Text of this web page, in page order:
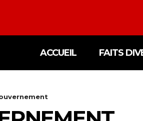
ACCUEIL FAITS